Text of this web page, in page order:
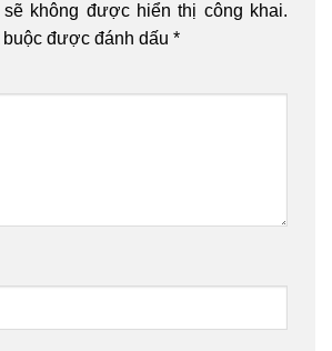
sẽ không được hiển thị công khai.
được đánh dấu *